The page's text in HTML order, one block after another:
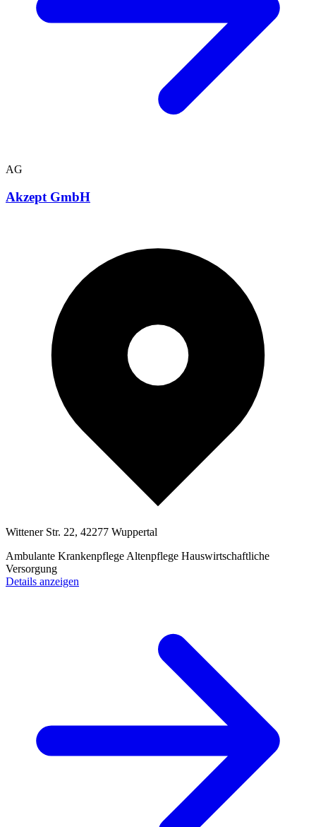
AG
Akzept GmbH
Wittener Str. 22, 42277 Wuppertal
Ambulante Krankenpflege Altenpflege Hauswirtschaftliche
Versorgung
Details anzeigen